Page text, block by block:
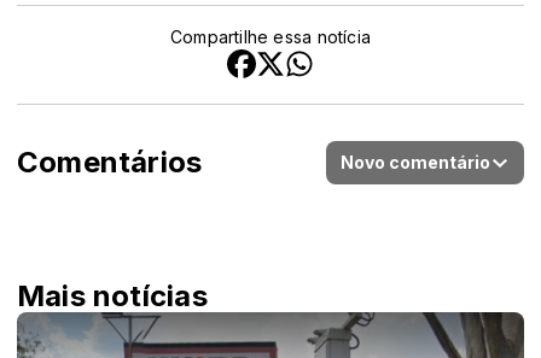
Compartilhe essa notícia
Comentários Novo comentário
Mais notícias